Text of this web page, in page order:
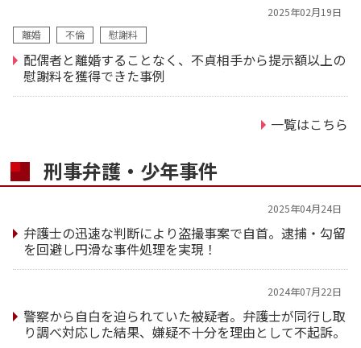
2025年02月19日
離婚
不倫 慰謝料
配偶者と離婚することなく、不貞相手から提示額以上の
慰謝料を獲得できた事例
一覧はこちら
刑事弁護・少年事件
2025年04月24日
弁護士の迅速な判断により盗撮事案で自首。逮捕・勾留
を回避し円滑な事件処理を実現！
2024年07月22日
警察から自白を迫られていた被疑者。弁護士が同行し取
り調べ対応した結果、嫌疑不十分を理由として不起訴。